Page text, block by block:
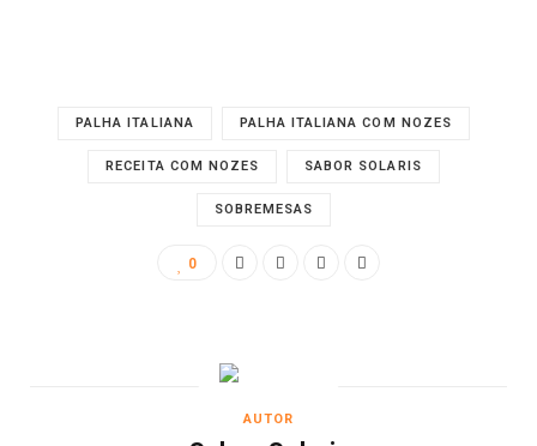
PALHA ITALIANA PALHA ITALIANA COM NOZES
RECEITA COM NOZES SABOR SOLARIS
SOBREMESAS
0
AUTOR